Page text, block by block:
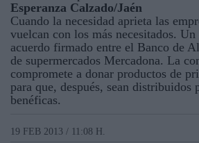
Esperanza Calzado/Jaén
Cuando la necesidad aprieta las
vuelcan con los más necesitados.
acuerdo firmado entre el Banco de
de supermercados Mercadona. La
compromete a donar productos de
para que, después, sean distribuidos
benéficas.
19 FEB 2013 / 11:08 H.